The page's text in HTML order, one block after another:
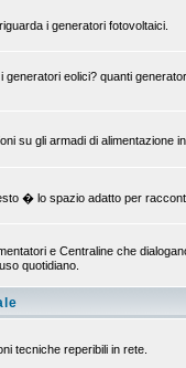
i generatori fotovoltaici.
eolici? quanti
su gli armadi di alimentazione
� lo spazio adatto per
e Centraline che
quotidiano.
tecniche reperibili in rete.